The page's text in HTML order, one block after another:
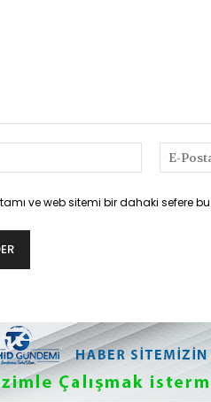
İsim:*
ve web sitemi bir dahaki sefere